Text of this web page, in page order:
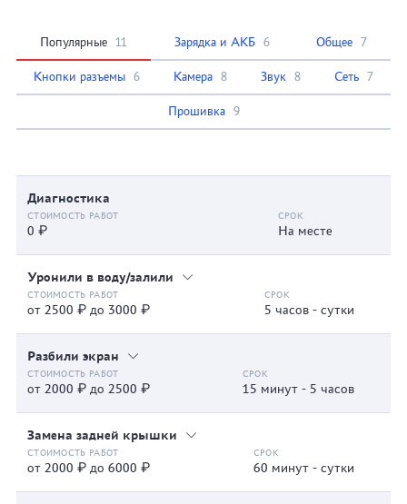
Популярные 11 Зарядка и АКБ 6 Общее 7
Кнопки разъемы 6 Камера 8 Звук 8 Сеть 7
Прошивка 9
Диагностика
0 ₽ На месте
Уронили в воду/залили
от 2500 ₽ до 3000 ₽ 5 часов - сутки
Разбили экран
от 2000 ₽ до 2500 ₽ 15 минут - 5 часов
Замена задней крышки
от 2000 ₽ до 6000 ₽ 60 минут - сутки